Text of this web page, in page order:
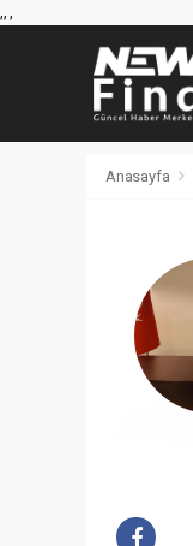
,,,
Anasayfa